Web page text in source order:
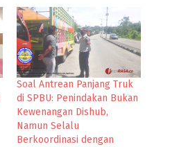
Soal Antrean Panjang Truk
di SPBU: Penindakan Bukan
Kewenangan Dishub,
Namun Selalu
Berkoordinasi dengan